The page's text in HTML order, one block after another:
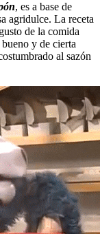
, es a base de
agridulce. La receta
de la comida
y de cierta
al sazón